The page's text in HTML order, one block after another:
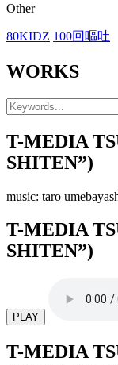
Other
80KIDZ 100回嘔吐
WORKS
T-MEDIA
SHITEN”)
music: taro
T-MEDIA
SHITEN”)
PLAY
T-MEDIA